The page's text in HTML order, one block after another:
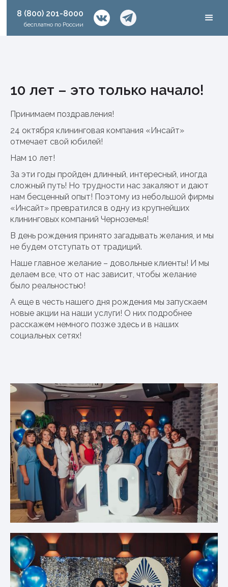
8 (800) 201-8000
бесплатно по России
10 лет – это только начало!
Принимаем поздравления!
24 октября клининговая компания «Инсайт»
отмечает свой юбилей!
Нам 10 лет!
За эти годы пройден длинный, интересный, иногда
сложный путь! Но трудности нас закаляют и дают
нам бесценный опыт! Поэтому из небольшой фирмы
«Инсайт» превратился в одну из крупнейших
клининговых компаний Черноземья!
В день рождения принято загадывать желания, и мы
не будем отступать от традиций.
Наше главное желание – довольные клиенты! И мы
делаем все, что от нас зависит, чтобы желание
было реальностью!
А еще в честь нашего дня рождения мы запускаем
новые акции на наши услуги! О них подробнее
расскажем немного позже здесь и в наших
социальных сетях!